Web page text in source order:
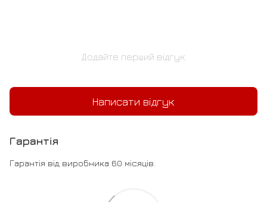
Додайте перший відгук
Написати відгук
Гарантія
Гарантія від виробника 60 місяців.